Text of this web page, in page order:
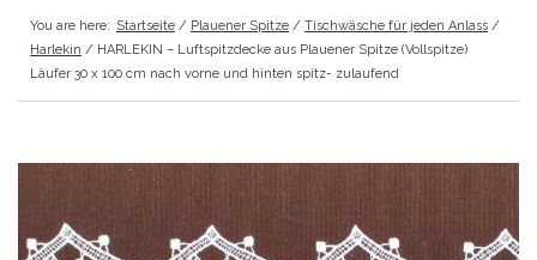
No products in the shopping bag.
You are here: Startseite / Plauener Spitze / Tischwäsche für jeden Anlass /
Harlekin / HARLEKIN – Luftspitzdecke aus Plauener Spitze (Vollspitze)
Läufer 30 x 100 cm nach vorne und hinten spitz- zulaufend